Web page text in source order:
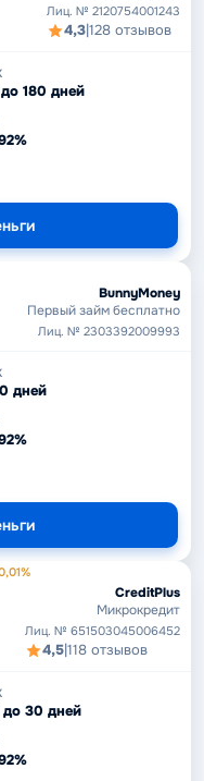
Лиц. № 2120754001243
4,3|128 отзывов
180 дней
BunnyMoney
Первый займ бесплатно
Лиц. № 2303392009993
дней
CreditPlus
Микрокредит
Лиц. № 651503045006452
4,5|118 отзывов
30 дней